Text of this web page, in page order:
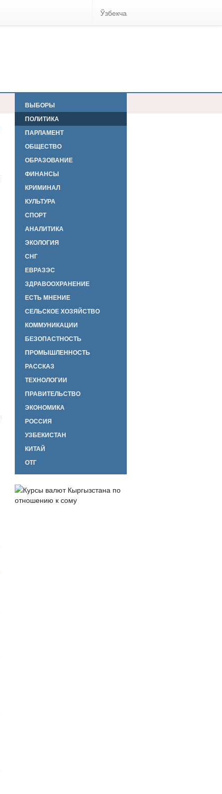
Ўзбекча
ВЫБОРЫ
ПОЛИТИКА
ПАРЛАМЕНТ
ОБЩЕСТВО
ОБРАЗОВАНИЕ
ФИНАНСЫ
КРИМИНАЛ
КУЛЬТУРА
СПОРТ
АНАЛИТИКА
ЭКОЛОГИЯ
СНГ
ЕВРАЗЭС
ЗДРАВООХРАНЕНИЕ
ЕСТЬ МНЕНИЕ
СЕЛЬСКОЕ ХОЗЯЙСТВО
КОММУНИКАЦИИ
БЕЗОПАСТНОСТЬ
ПРОМЫШЛЕННОСТЬ
РАССКАЗ
ТЕХНОЛОГИИ
ПРАВИТЕЛЬСТВО
ЭКОНОМИКА
РОССИЯ
УЗБЕКИСТАН
КИТАЙ
ОТГ